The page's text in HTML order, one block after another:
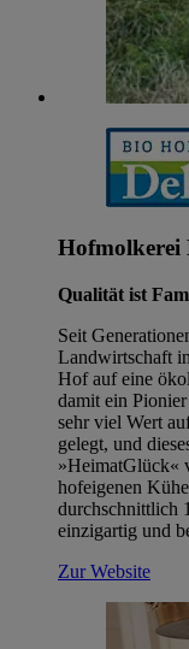
Hofmolkerei
Qualität ist
Seit
Landwirtschaft
Hof auf eine
damit ein
sehr viel Wert
gelegt, und
»HeimatGlück«
hofeigenen
durchschnittlich
einzigartig und
Zur Website